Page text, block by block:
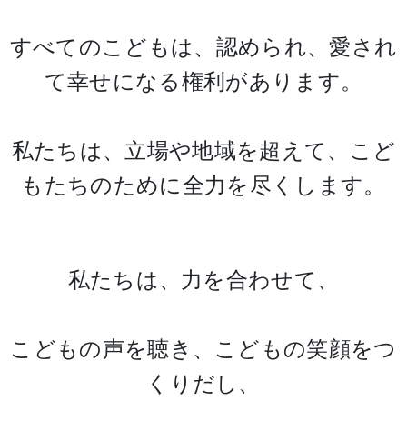
すべてのこどもは、認められ、愛され
て幸せになる権利があります。
私たちは、立場や地域を超えて、こど
もたちのために全力を尽くします。
私たちは、力を合わせて、
こどもの声を聴き、こどもの笑顔をつ
くりだし、